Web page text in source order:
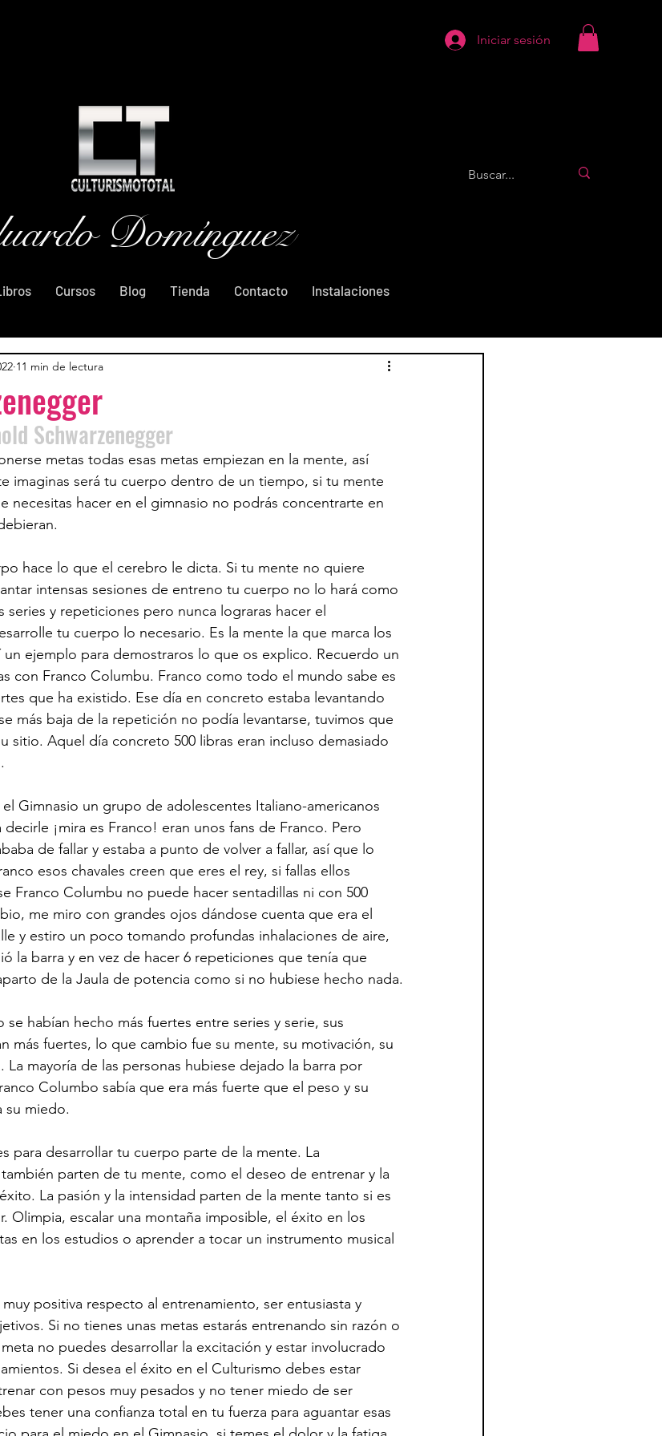
Iniciar sesión
Domínguez
Cursos Blog Tienda Contacto Instalaciones
11 min de lectura
Schwarzenegger
metas todas esas metas empiezan en la mente, así
imaginas será tu cuerpo dentro de un tiempo, si tu mente
necesitas hacer en el gimnasio no podrás concentrarte en
hace lo que el cerebro le dicta. Si tu mente no quiere
intensas sesiones de entreno tu cuerpo no lo hará como
series y repeticiones pero nunca lograras hacer el
tu cuerpo lo necesario. Es la mente la que marca los
ejemplo para demostraros lo que os explico. Recuerdo un
con Franco Columbu. Franco como todo el mundo sabe es
que ha existido. Ese día en concreto estaba levantando
más baja de la repetición no podía levantarse, tuvimos que
sitio. Aquel día concreto 500 libras eran incluso demasiado
Gimnasio un grupo de adolescentes Italiano-americanos
¡mira es Franco! eran unos fans de Franco. Pero
de fallar y estaba a punto de volver a fallar, así que lo
esos chavales creen que eres el rey, si fallas ellos
Franco Columbu no puede hacer sentadillas ni con 500
me miro con grandes ojos dándose cuenta que era el
y estiro un poco tomando profundas inhalaciones de aire,
la barra y en vez de hacer 6 repeticiones que tenía que
de la Jaula de potencia como si no hubiese hecho nada.
habían hecho más fuertes entre series y serie, sus
más fuertes, lo que cambio fue su mente, su motivación, su
La mayoría de las personas hubiese dejado la barra por
Columbo sabía que era más fuerte que el peso y su
su miedo.
para desarrollar tu cuerpo parte de la mente. La
parten de tu mente, como el deseo de entrenar y la
La pasión y la intensidad parten de la mente tanto si es
Olimpia, escalar una montaña imposible, el éxito en los
en los estudios o aprender a tocar un instrumento musical
positiva respecto al entrenamiento, ser entusiasta y
Si no tienes unas metas estarás entrenando sin razón o
no puedes desarrollar la excitación y estar involucrado
Si desea el éxito en el Culturismo debes estar
con pesos muy pesados y no tener miedo de ser
tener una confianza total en tu fuerza para aguantar esas